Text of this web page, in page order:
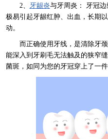
2、 牙龈炎与牙周炎： 牙冠边
极易引起牙龈红肿、出血，长期
动。
而正确使用牙线，是清除牙
能深入到牙刷毛无法触及的狭窄
菌斑，如同为您的牙冠穿上了一件